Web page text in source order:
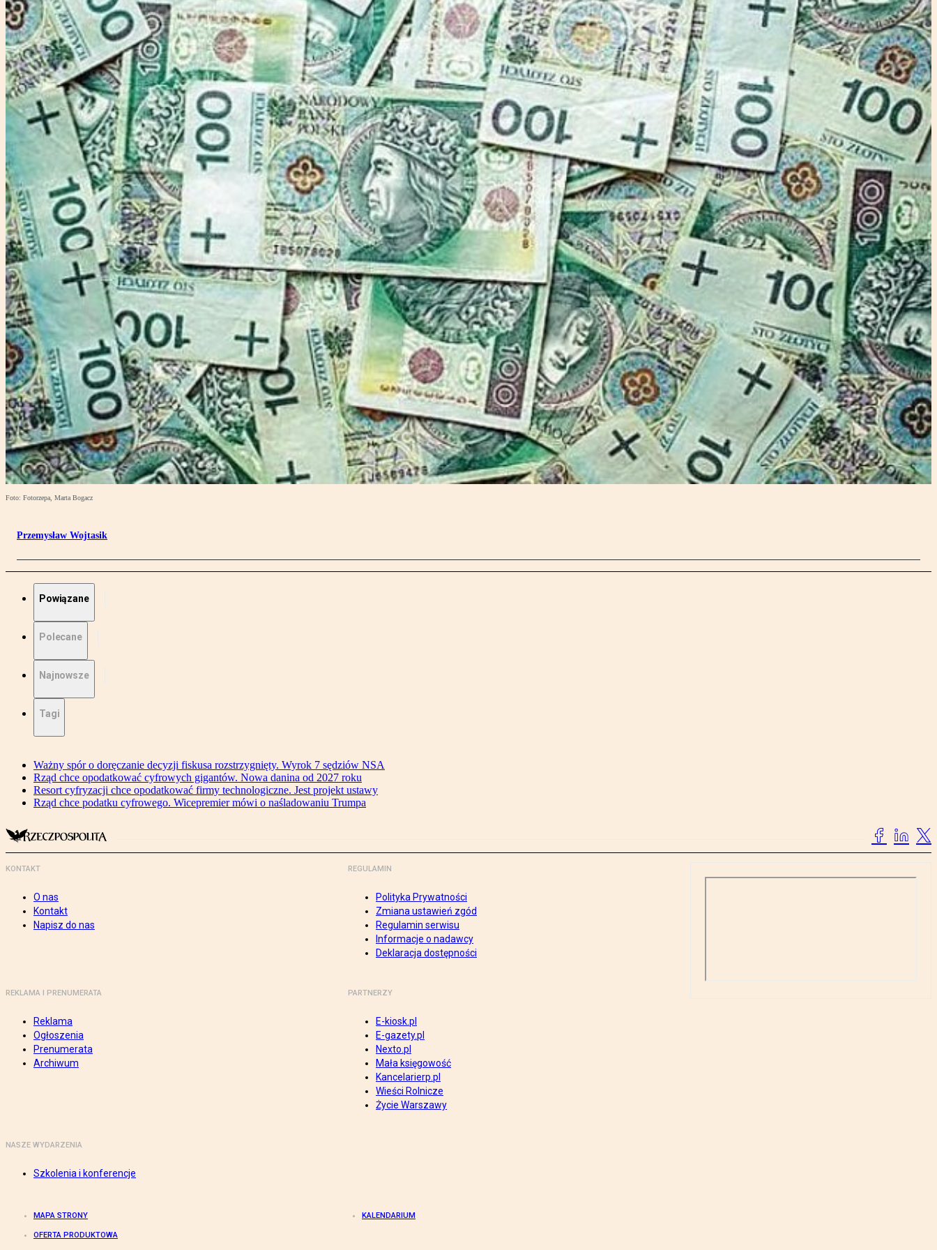
Foto: Fotorzepa, Marta Bogacz
Przemysław Wojtasik
Powiązane
Polecane
Najnowsze
Tagi
Ważny spór o doręczanie decyzji fiskusa rozstrzygnięty. Wyrok 7 sędziów NSA
Rząd chce opodatkować cyfrowych gigantów. Nowa danina od 2027 roku
Resort cyfryzacji chce opodatkować firmy technologiczne. Jest projekt ustawy
Rząd chce podatku cyfrowego. Wicepremier mówi o naśladowaniu Trumpa
KONTAKT
O nas
Kontakt
Napisz do nas
REGULAMIN
Polityka Prywatności
Zmiana ustawień zgód
Regulamin serwisu
Informacje o nadawcy
Deklaracja dostępności
REKLAMA I PRENUMERATA
Reklama
Ogłoszenia
Prenumerata
Archiwum
PARTNERZY
E-kiosk.pl
E-gazety.pl
Nexto.pl
Mała księgowość
Kancelarierp.pl
Wieści Rolnicze
Życie Warszawy
NASZE WYDARZENIA
Szkolenia i konferencje
MAPA STRONY KALENDARIUM
OFERTA PRODUKTOWA